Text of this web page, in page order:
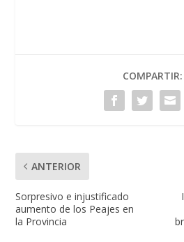
COMPARTIR:
ANTERIOR
Sorpresivo e injustificado
aumento de los Peajes en
la Provincia